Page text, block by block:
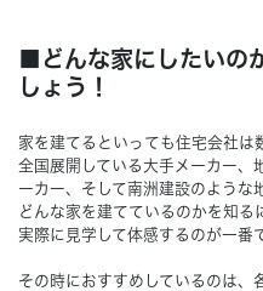
Blog 暮らしのコラム
Concept コンセプト
Techno EX テクノストラ
■どんな家にしたいの
しょう！
家を建てるといっても住宅会社は
全国展開している大手メーカー、
ーカー、そして南洲建設のような
どんな家を建てているのかを知る
実際に見学して体感するのが一番
その時におすすめしているのは、